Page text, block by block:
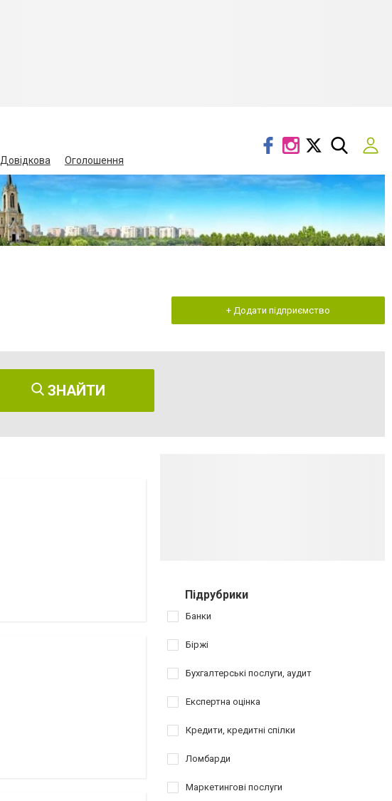
Довідкова Оголошення
+ Додати підприємство
ЗНАЙТИ
Підрубрики
Банки
Біржі
Бухгалтерські послуги, аудит
Експертна оцінка
Кредити, кредитні спілки
Ломбарди
Маркетингові послуги